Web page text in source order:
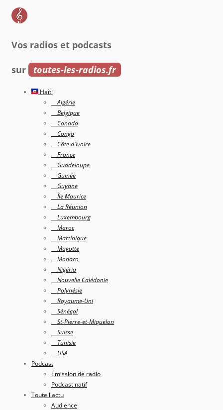
Vos radios et podcasts
sur toutes-les-radios.fr
Haîti
Algérie
Belgique
Canada
Congo
Côte d'Ivoire
France
Guadeloupe
Guinée
Guyane
Île Maurice
La Réunion
Luxembourg
Maroc
Martinique
Mayotte
Monaco
Nigéria
Nouvelle Calédonie
Polynésie
Royaume-Uni
Sénégal
St-Pierre-et-Miquelon
Suisse
Tunisie
USA
Podcast
Emission de radio
Podcast natif
Toute l'actu
Audience